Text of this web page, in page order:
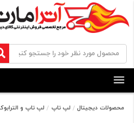
Toggle
navigation
محصولات دیجیتال لپ تاپ لپ تاپ و